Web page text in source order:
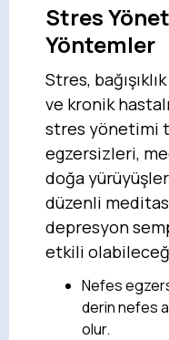
Stres
Yöntemler
Stres,
ve kronik
stres yönetimi
egzersizleri,
doğa
düzenli
depresyon
etkili
Nefes
derin nefes
olur.